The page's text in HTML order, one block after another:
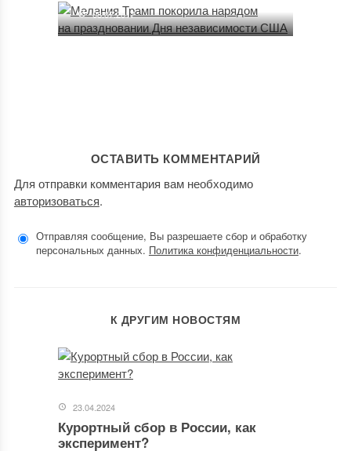
08.07.2017
ОСТАВИТЬ КОММЕНТАРИЙ
Для отправки комментария вам необходимо
авторизоваться.
Отправляя сообщение, Вы разрешаете сбор и обработку
персональных данных. Политика конфиденциальности.
К ДРУГИМ НОВОСТЯМ
23.04.2024
Курортный сбор в России, как
эксперимент?